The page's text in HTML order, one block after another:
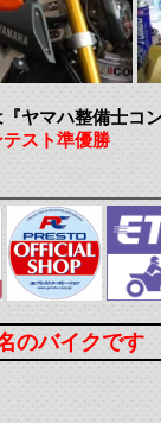
ヤマハ整備士コ
スト準優勝
のバイクです